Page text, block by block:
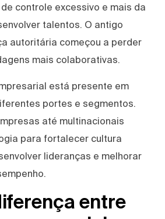
controle excessivo e mais da
talentos. O antigo
autoritária começou a perder
mais colaborativas.
está presente em
portes e segmentos.
até multinacionais
para fortalecer cultura
lideranças e melhorar
entre